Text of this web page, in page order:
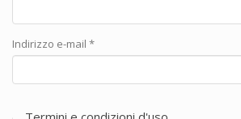
Indirizzo e-mail *